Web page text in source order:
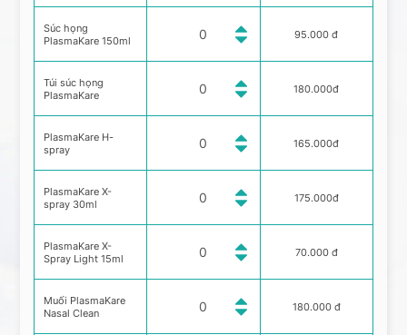
Súc họng
PlasmaKare 150ml
Túi súc họng
PlasmaKare
PlasmaKare H-
spray
PlasmaKare X-
spray 30ml
PlasmaKare X-
Spray Light 15ml
Muối PlasmaKare
Nasal Clean
95.000 đ
180.000đ
165.000đ
175.000đ
70.000 đ
180.000 đ